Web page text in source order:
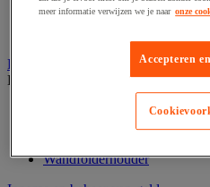
Deurnaambord
Folderrek en -houder
Bekijk de hele productgroep
Mobiel folderrek
Wandfolderhouder
meer informatie verwijzen we je naar onze
Accepteren